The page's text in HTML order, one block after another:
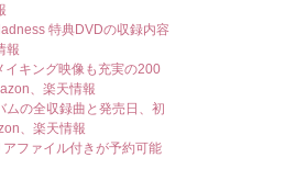
特典DVDの収録内容
報
キング映像も充実の200
、楽天情報
の全収録曲と発売日、初
、楽天情報
ファイル付きが予約可能